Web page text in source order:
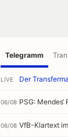
Telegramm
LIVE Der
06/08 PSG:
06/08 VfB-Klartext